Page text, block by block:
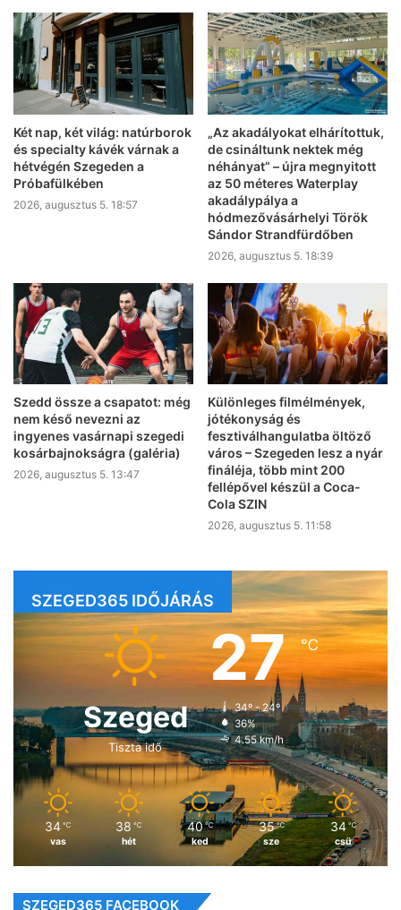
Két nap, két világ: natúrborok
és specialty kávék várnak a
hétvégén Szegeden a
Próbafülkében
2026, augusztus 5. 18:57
„Az akadályokat elhárítottuk,
de csináltunk nektek még
néhányat” – újra megnyitott
az 50 méteres Waterplay
akadálypálya a
hódmezővásárhelyi Török
Sándor Strandfürdőben
2026, augusztus 5. 18:39
Szedd össze a csapatot: még
nem késő nevezni az
ingyenes vasárnapi szegedi
kosárbajnokságra (galéria)
2026, augusztus 5. 13:47
Különleges filmélmények,
jótékonyság és
fesztiválhangulatba öltöző
város – Szegeden lesz a nyár
fináléja, több mint 200
fellépővel készül a Coca-
Cola SZIN
2026, augusztus 5. 11:58
SZEGED365 IDŐJÁRÁS
Szeged
Tiszta idő
27℃
34º - 24º
36%
4.55 km/h
34 ℃
vas
38 ℃
hét
40 ℃
ked
35 ℃
sze
34 ℃
csü
SZEGED365 FACEBOOK